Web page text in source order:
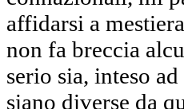
affidarsi a
non fa breccia
serio sia, inteso
siano diverse da